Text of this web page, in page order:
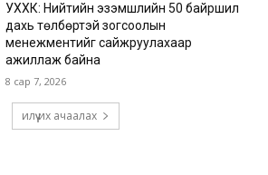
УХХК: Нийтийн эзэмшлийн 50 байршил
дахь төлбөртэй зогсоолын
менежментийг сайжруулахаар
ажиллаж байна
8 сар 7, 2026
илүү их ачаалах